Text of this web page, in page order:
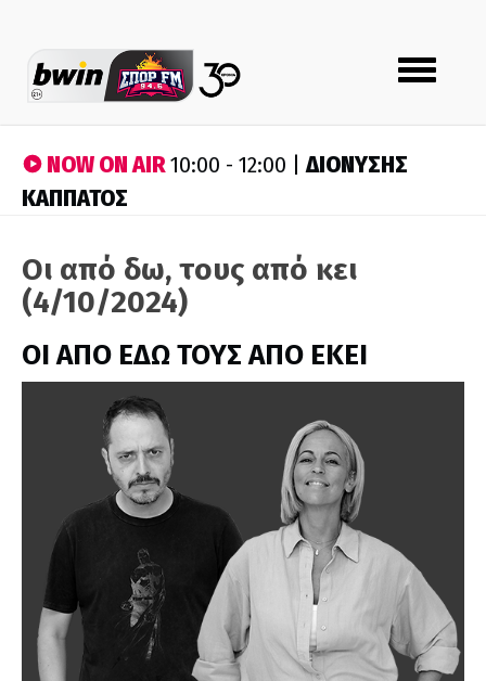
Toggle
navigation
NOW ON AIR10:00 - 12:00 |ΔΙΟΝΥΣΗΣ
ΚΑΠΠΑΤΟΣ
Οι από δω, τους από κει
(4/10/2024)
ΟΙ ΑΠΟ ΕΔΩ ΤΟΥΣ ΑΠΟ ΕΚΕΙ